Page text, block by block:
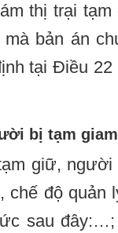
thị trại
bản án
tại Điều
bị tạm giam
giữ, người
chế độ quản
sau